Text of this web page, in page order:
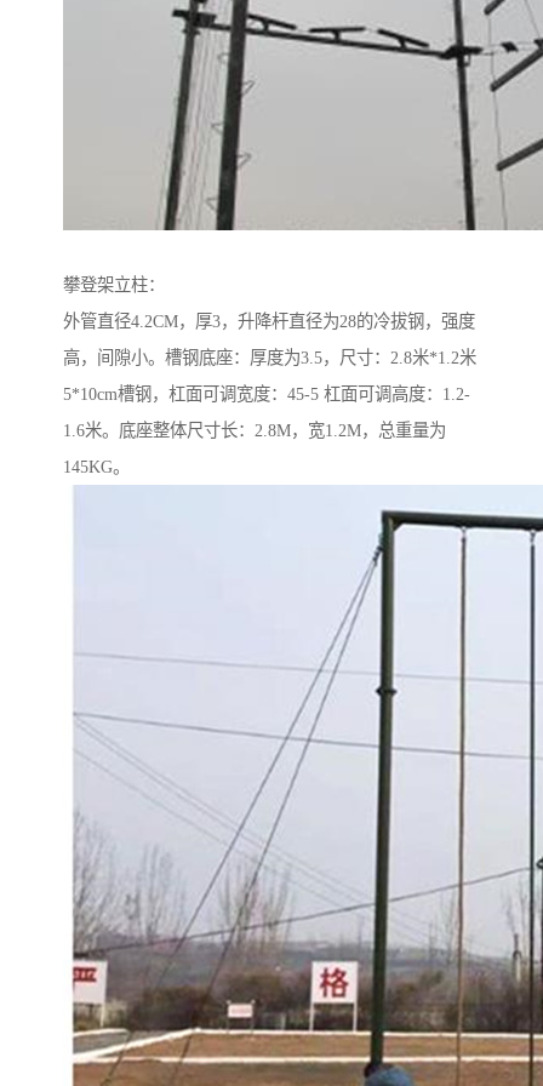
攀登架立柱：
外管直径4.2CM，厚3，升降杆直径为28的冷拔钢，强度
高，间隙小。槽钢底座：厚度为3.5，尺寸：2.8米*1.2米
5*10cm槽钢，杠面可调宽度：45-5 杠面可调高度：1.2-
1.6米。底座整体尺寸长：2.8M，宽1.2M，总重量为
145KG。